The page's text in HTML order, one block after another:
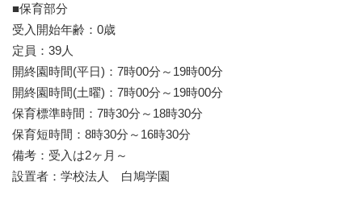
■保育部分
受入開始年齢：0歳
定員：39人
開終園時間(平日)：7時00分～19時00分
開終園時間(土曜)：7時00分～19時00分
保育標準時間：7時30分～18時30分
保育短時間：8時30分～16時30分
備考：受入は2ヶ月～
設置者：学校法人 白鳩学園